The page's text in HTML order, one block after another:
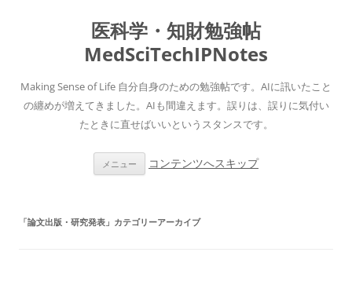
医科学・知財勉強帖
MedSciTechIPNotes
Making Sense of Life 自分自身のための勉強帖です。AIに訊いたこと
の纏めが増えてきました。AIも間違えます。誤りは、誤りに気付い
たときに直せばいいというスタンスです。
メニュー コンテンツへスキップ
「論文出版・研究発表 」カテゴリーアーカイブ